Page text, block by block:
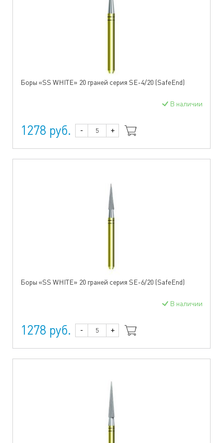
Боры «SS WHITE» 20 граней серия SE-4/20 (SafeEnd)
В наличии
1278 руб. - +
Боры «SS WHITE» 20 граней серия SE-6/20 (SafeEnd)
В наличии
1278 руб. - +